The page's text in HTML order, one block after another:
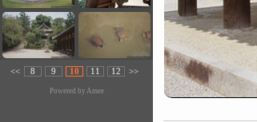
<< 8 9 10 11 12 >>
Powered by Amee